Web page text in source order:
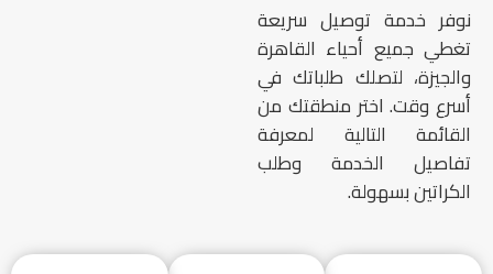
نوفر خدمة توصيل سريعة
تغطي جميع أحياء القاهرة
والجيزة، لتصلك طلباتك في
أسرع وقت. اختر منطقتك من
القائمة التالية لمعرفة
تفاصيل الخدمة وطلب
الكراتين بسهولة.